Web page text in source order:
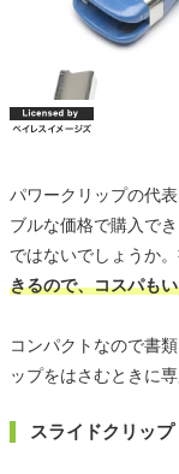
パワークリップの代
ブルな価格で購入で
ではないでしょうか
きるので、コスパも
コンパクトなので書
ップをはさむときに
スライドクリップ